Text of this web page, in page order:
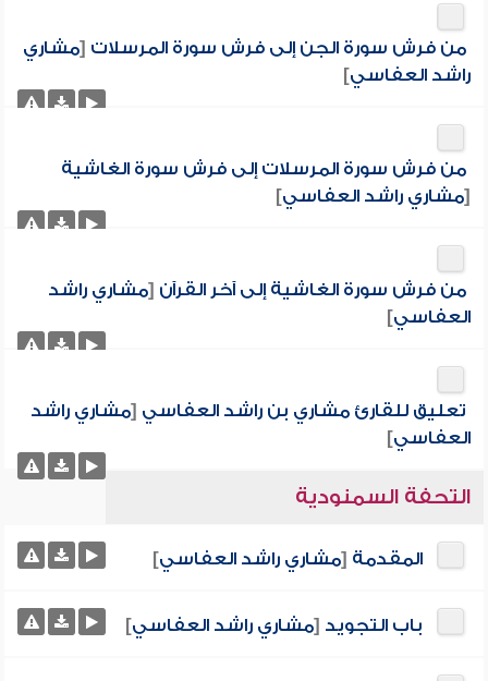
من فرش سورة الجن إلى فرش سورة المرسلات [مشاري
راشد العفاسي]
من فرش سورة المرسلات إلى فرش سورة الغاشية
[مشاري راشد العفاسي]
من فرش سورة الغاشية إلى آخر القرآن [مشاري راشد
العفاسي]
تعليق للقارئ مشاري بن راشد العفاسي [مشاري راشد
العفاسي]
التحفة السمنودية
المقدمة [مشاري راشد العفاسي]
باب التجويد [مشاري راشد العفاسي]